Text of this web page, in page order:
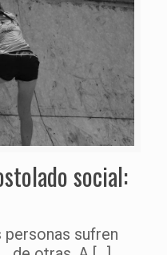
social:
personas sufren